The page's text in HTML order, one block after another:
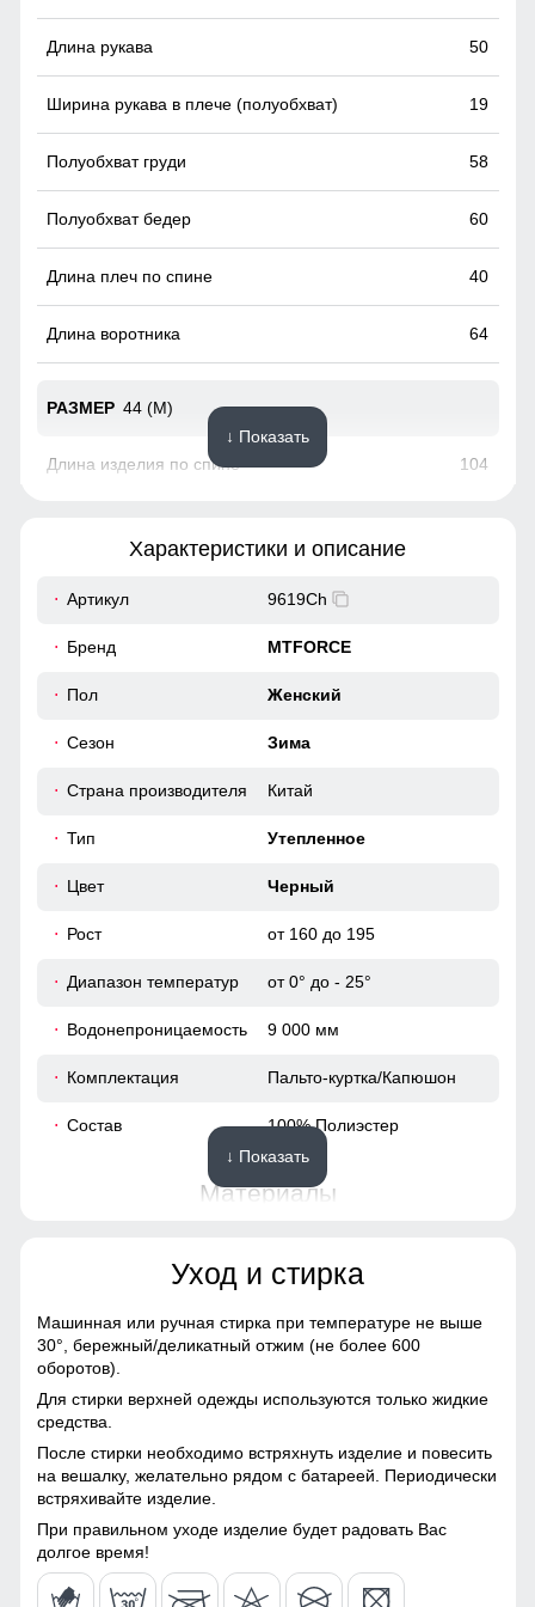
Повседневная функциональность
Карман, обеспечивает удобное хранение личных вещей.
Высокий воротник и регулируемые манжеты защищают от
ветра, делая куртку универсальной для ежедневного
использования.
Карман, обеспечивает удобное хранение личных вещей.
ветра, делая куртку универсальной для ежедневного
Высокий воротник и регулируемые манжеты защищают от
использования.
Карман, обеспечивает удобное хранение личных вещей.
Высокий воротник и регулируемые манжеты защищают от
ветра, делая куртку универсальной для ежедневного
использования.
50
19
58
60
40
64
44 (M)
104
48 (XL)
108
52
↓ Показать
Характеристики и описание
Артикул 9619Ch
Бренд MTFORCE
Пол Женский
Сезон Зима
Страна производителя Китай
Тип Утепленное
Цвет Черный
Рост от 160 до 195
Диапазон температур от 0° до - 25°
Водонепроницаемость 9 000 мм
Комплектация Пальто-куртка/Капюшон
Состав 100% Полиэстер
Материалы
Натуральные материалы,
Полиэстер, Плащевка,
Экологичные материалы
Материал подкладки
капюшона
Материал наполнителя
Особенность ткани
ткань
↓ Показать
Уход и стирка
Машинная или ручная стирка при температуре не выше
30°, бережный/деликатный отжим (не более 600
оборотов).
Для стирки верхней одежды используются только жидкие
средства.
После стирки необходимо встряхнуть изделие и повесить
на вешалку, желательно рядом с батареей. Периодически
встряхивайте изделие.
При правильном уходе изделие будет радовать Вас
долгое время!